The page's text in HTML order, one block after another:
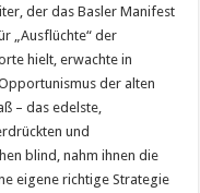
der das Basler Manifest
„Ausflüchte“ der
hielt, erwachte in
der alten
– das edelste,
und
blind, nahm ihnen die
eigene richtige Strategie